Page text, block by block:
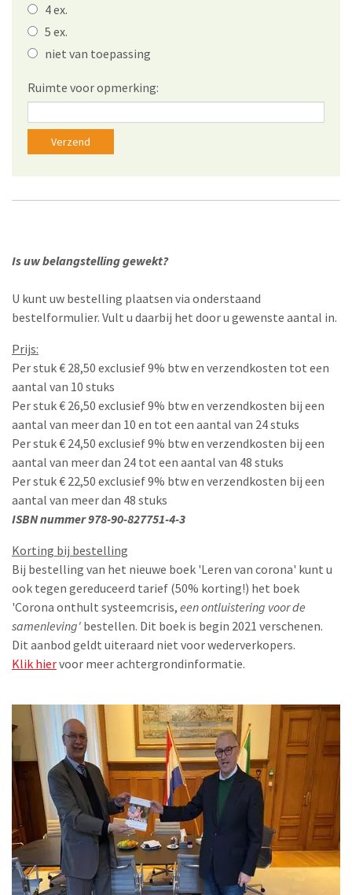
4 ex.
5 ex.
niet van toepassing
Ruimte voor opmerking:
Is uw belangstelling gewekt?
U kunt uw bestelling plaatsen via onderstaand
bestelformulier. Vult u daarbij het door u gewenste aantal in.
Prijs:
Per stuk € 28,50 exclusief 9% btw en verzendkosten tot een
aantal van 10 stuks
Per stuk € 26,50 exclusief 9% btw en verzendkosten bij een
aantal van meer dan 10 en tot een aantal van 24 stuks
Per stuk € 24,50 exclusief 9% btw en verzendkosten bij een
aantal van meer dan 24 tot een aantal van 48 stuks
Per stuk € 22,50 exclusief 9% btw en verzendkosten bij een
aantal van meer dan 48 stuks
ISBN nummer 978-90-827751-4-3
Korting bij bestelling
Bij bestelling van het nieuwe boek 'Leren van corona' kunt u
ook tegen gereduceerd tarief (50% korting!) het boek
'Corona onthult systeemcrisis, een ontluistering voor de
samenleving' bestellen. Dit boek is begin 2021 verschenen.
Dit aanbod geldt uiteraard niet voor wederverkopers.
Klik hiervoor meer achtergrondinformatie.